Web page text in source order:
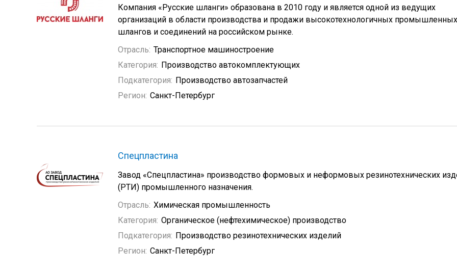
Компания «Русские шланги» образована в 2010 году и является одной из ведущих
организаций в области производства и продажи высокотехнологичных промышленных
шлангов и соединений на российском рынке.
Отрасль: Транспортное машиностроение
Категория: Производство автокомплектующих
Подкатегория: Производство автозапчастей
Регион: Санкт-Петербург
Спецпластина
Завод «Спецпластина» производство формовых и неформовых резинотехнических
(РТИ) промышленного назначения.
Отрасль: Химическая промышленность
Категория: Органическое (нефтехимическое) производство
Подкатегория: Производство резинотехнических изделий
Регион: Санкт-Петербург